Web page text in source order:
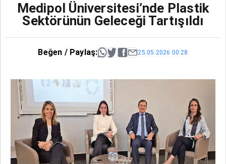
Medipol Üniversitesi’nde Plastik
Sektörünün Geleceği Tartışıldı
Beğen / Paylaş: 25.05.2026 00:28